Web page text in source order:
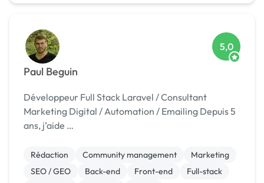
Paul Beguin
5,0
Développeur Full Stack Laravel / Consultant
Marketing Digital / Automation / Emailing Depuis 5
ans, j’aide …
Rédaction Community management
Marketing
SEO / GEO
Back-end Front-end
Full-stack